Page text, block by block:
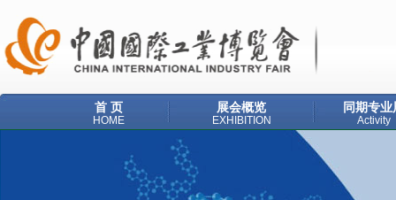
首 页
HOME
展会概览
EXHIBITION
同期专业
Activity